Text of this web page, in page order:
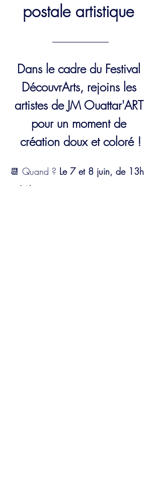
postale artistique
Dans le cadre du Festival
DécouvrArts, rejoins les
artistes de JM Ouattar'ART
pour un moment de
création doux et coloré !
📆 Quand ? Le 7 et 8 juin, de 13h
à 16h